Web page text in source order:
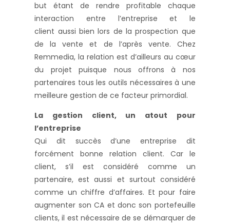
but étant de rendre profitable chaque
interaction entre l’entreprise et le
client aussi bien lors de la prospection que
de la vente et de l’après vente. Chez
Remmedia, la relation est d’ailleurs au cœur
du projet puisque nous offrons à nos
partenaires tous les outils nécessaires à une
meilleure gestion de ce facteur primordial.
La gestion client, un atout pour
l’entreprise
Qui dit succès d’une entreprise dit
forcément bonne relation client. Car le
client, s’il est considéré comme un
partenaire, est aussi et surtout considéré
comme un chiffre d’affaires. Et pour faire
augmenter son CA et donc son portefeuille
clients, il est nécessaire de se démarquer de